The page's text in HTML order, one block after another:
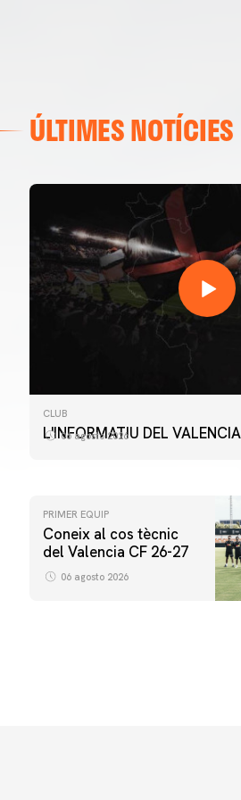
ÚLTIMES NOTÍCIES
CLUB
L'INFORMATIU DEL
06 agosto 2026
PRIMER EQUIP
Coneix al cos tècnic
del Valencia CF 26-27
06 agosto 2026